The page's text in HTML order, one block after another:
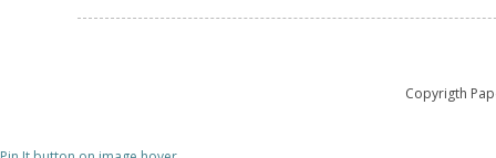
Copyrigth